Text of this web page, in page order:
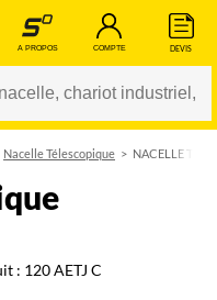
A PROPOS COMPTE DEVIS
Changer
Nacelle Télescopique NACELLE
: 120 AETJ C